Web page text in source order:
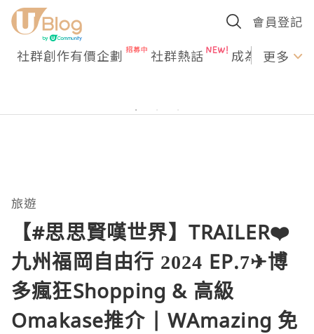
會員登記
社群創作有價企劃 社群熱話 成為U更多
旅遊
【#思思賢嘆世界】TRAILER❤️
九州福岡自由行 2024 EP.7✈博
多瘋狂Shopping & 高級
Omakase推介 | WAmazing 免